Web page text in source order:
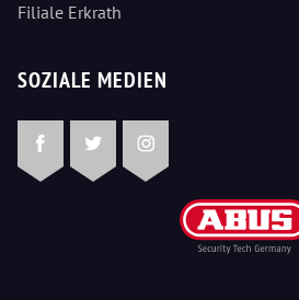
Filiale Erkrath
SOZIALE MEDIEN
FacebookTwitterInstagram